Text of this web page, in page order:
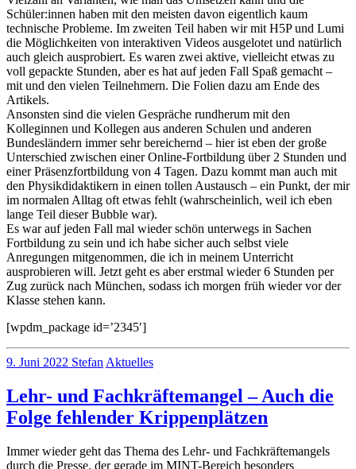
Schüler:innen haben mit den meisten davon eigentlich kaum
technische Probleme. Im zweiten Teil haben wir mit H5P und Lumi
die Möglichkeiten von interaktiven Videos ausgelotet und natürlich
auch gleich ausprobiert. Es waren zwei aktive, vielleicht etwas zu
voll gepackte Stunden, aber es hat auf jeden Fall Spaß gemacht –
mit und den vielen Teilnehmern. Die Folien dazu am Ende des
Artikels.
Ansonsten sind die vielen Gespräche rundherum mit den
Kolleginnen und Kollegen aus anderen Schulen und anderen
Bundesländern immer sehr bereichernd – hier ist eben der große
Unterschied zwischen einer Online-Fortbildung über 2 Stunden und
einer Präsenzfortbildung von 4 Tagen. Dazu kommt man auch mit
den Physikdidaktikern in einen tollen Austausch – ein Punkt, der mir
im normalen Alltag oft etwas fehlt (wahrscheinlich, weil ich eben
lange Teil dieser Bubble war).
Es war auf jeden Fall mal wieder schön unterwegs in Sachen
Fortbildung zu sein und ich habe sicher auch selbst viele
Anregungen mitgenommen, die ich in meinem Unterricht
ausprobieren will. Jetzt geht es aber erstmal wieder 6 Stunden per
Zug zurück nach München, sodass ich morgen früh wieder vor der
Klasse stehen kann.
[wpdm_package id=’2345′]
9. Juni 2022 Stefan Aktuelles
Lehr- und Fachkräftemangel – Auch die
Folge fehlender Krippenplätzen
Immer wieder geht das Thema des Lehr- und Fachkräftemangels
durch die Presse, der gerade im MINT-Bereich besonders